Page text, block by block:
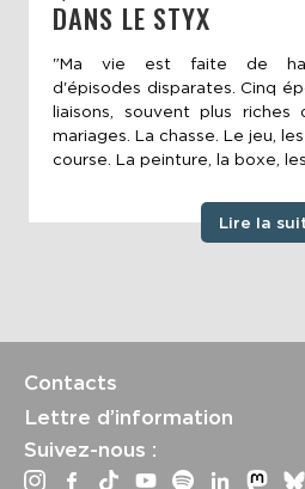
DANS LE STYX
"Ma vie est faite de
d'épisodes disparates. Cinq
liaisons, souvent plus riches
mariages. La chasse. Le jeu,
course. La peinture, la boxe,
Lire la
Contacts
Lettre d’information
Suivez-nous :